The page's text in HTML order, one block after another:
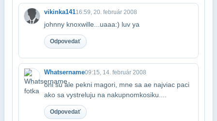
vikinka14116:59, 20. február 2008
johnny knoxwille...uaaa:) luv ya
Odpovedať
Whatsername09:15, 14. február 2008
oni su ale pekni magori, mne sa ae najviac paci
ako sa vystreluju na nakupnom​kosiku....
Odpovedať